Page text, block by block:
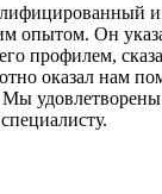
опытом. Он
профилем,
оказал нам